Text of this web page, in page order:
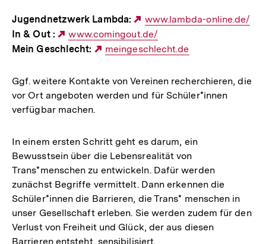
Jugendnetzwerk Lambda:
Externer
Link:
www.lambda-online.de/
In & Out :
Externer
Link:
www.comingout.de/
Mein Geschlecht:
Externer
meingeschlecht.de
Ggf. weitere Kontakte von Vereinen recherchieren, die
vor Ort angeboten werden und für Schüler*innen
verfügbar machen.
In einem ersten Schritt geht es darum, ein
Bewusstsein über die Lebensrealität von
Trans*menschen zu entwickeln. Dafür werden
zunächst Begriffe vermittelt. Dann erkennen die
Schüler*innen die Barrieren, die Trans* menschen in
unser Gesellschaft erleben. Sie werden zudem für den
Verlust von Freiheit und Glück, der aus diesen
Barrieren entsteht, sensibilisiert.